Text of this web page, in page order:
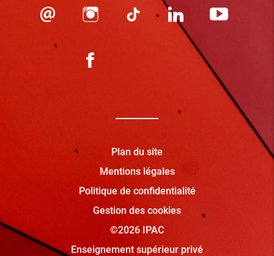
Plan du site
Mentions légales
Politique de confidentialité
Gestion des cookies
©2026 IPAC
Enseignement supérieur privé